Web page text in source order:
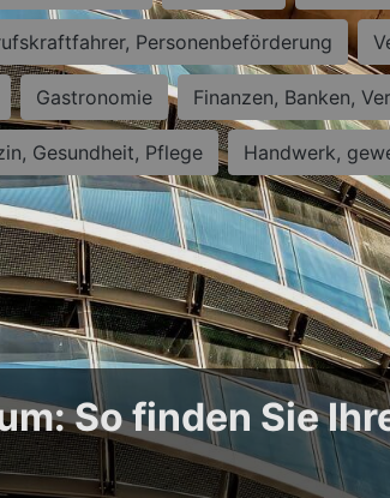
Personenbeförderung
Gastronomie Finanzen, Banken,
Gesundheit, Pflege Handwerk,
So finden Sie